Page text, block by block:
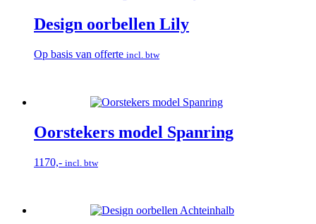
Design oorbellen Lily
Op basis van offerte incl. btw
Oorstekers model Spanring
1170,- incl. btw